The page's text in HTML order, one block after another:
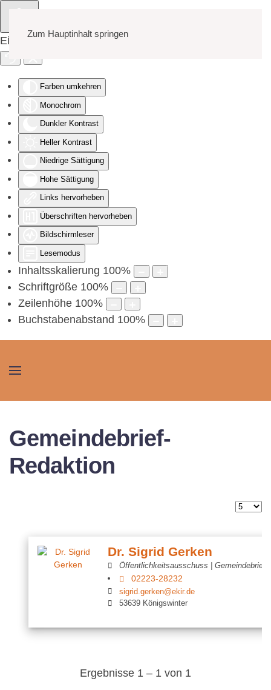
Eingabehilfen öffnen
Farben umkehren
Monochrom
Dunkler Kontrast
Heller Kontrast
Niedrige Sättigung
Hohe Sättigung
Links hervorheben
Überschriften hervorheben
Bildschirmleser
Lesemodus
Inhaltsskalierung 100%
Schriftgröße 100%
Zeilenhöhe 100%
Buchstabenabstand 100%
Zum Hauptinhalt springen
Gemeindebrief-
Redaktion
Dr. Sigrid Gerken
Öffentlichkeitsausschuss | Gemeindebrief
02223-28232
sigrid.gerken@ekir.de
53639 Königswinter
Ergebnisse 1 – 1 von 1